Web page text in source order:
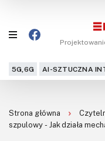
5G,6G AI-SZTUCZNA
Projekty
Strona główna
szpulowy - Jak działa